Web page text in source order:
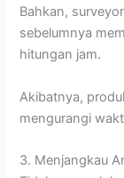
Bahkan,
sebelumnya
hitungan jam.
Akibatnya,
mengurangi
3. Menjangkau